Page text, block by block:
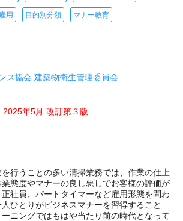
用 目的別分類 マナー教育
ス協会 建築物衛生管理委員会
2025年5月 改訂第３版
行うことの多い清掃業務では、作業の仕上
態度やマナーの良し悪しでお客様の評価が
社員、パートタイマーなど雇用形態を問わ
ひとりがビジネスマナーを習得すること
ニングではもはや当たり前の時代となって